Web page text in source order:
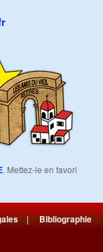
. Mettez-le en favori
|Bibliographie